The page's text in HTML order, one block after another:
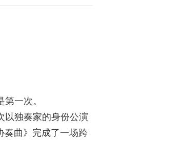
一次。
以独奏家的身份公演
奏曲》完成了一场跨